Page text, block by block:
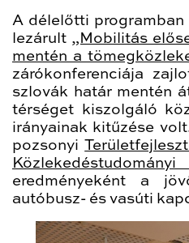
A délelőtti programban
lezárult „Mobilitás
mentén a
zárókonferenciája
szlovák határ mentén
térséget kiszolgáló
irányainak kitűzése
pozsonyi
eredményeként a
autóbusz- és vasúti